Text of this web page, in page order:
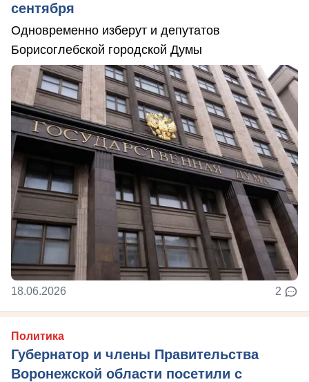
сентября
Одновременно изберут и депутатов
Борисоглебской городской Думы
18.06.2026 2
Политика
Губернатор и члены Правительства
Воронежской области посетили с